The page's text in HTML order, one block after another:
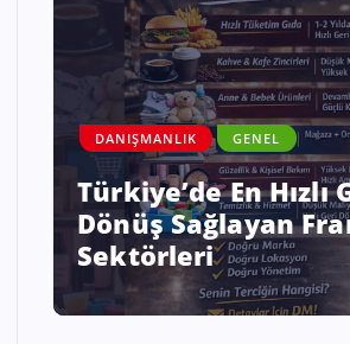
DANIŞMANLIK GENEL
Savaş ve Kriz
Enflasyonist Bir
Kurmak mı